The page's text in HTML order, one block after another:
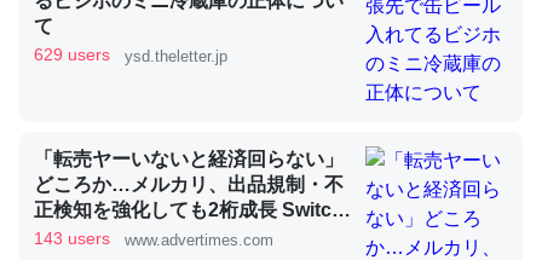
かりやすく強くなりそう
─GPTの仕組みと限界についての考察（１） - conceptualization
昆虫ってカルシウム少ないのか。知らんかった。調べたら
コオロギのカルシウム分はエビの600分の1程度。
て
629 users ysd.theletter.jp
「転売ヤーいないと経済回らない」
どころか…メルカリ、出品規制・不
正検知を強化しても2桁成長 Switch
2から始まり、「ちいかわ」で極ま
143 users www.advertimes.com